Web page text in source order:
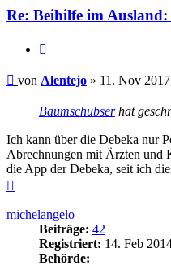
Re: Beihilfe im
Beitrag
von Alentejo » 11. Nov
Baumschubserhat
Ich kann über die Debeka nur
Abrechnungen mit Ärzten und
die App der Debeka, seit ich
michelangelo
Beiträge: 42
Registriert: 14. Feb
Behörde: